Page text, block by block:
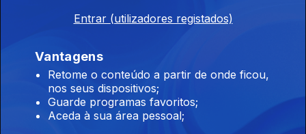
Edição | Saes Furtado
Edição | Saes Furtado
08 jul. 2026
Entrar (utilizadores registados)
Vantagens
Retome o conteúdo a partir de onde ficou,
nos seus dispositivos;
Guarde programas favoritos;
Aceda à sua área pessoal;